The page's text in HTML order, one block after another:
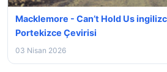
Macklemore - Can’t Hold Us
Portekizce Çevirisi
03 Nisan 2026